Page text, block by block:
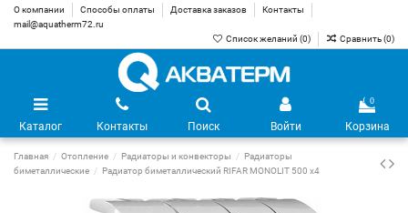
О компании Способы оплаты Доставка заказов
Контакты
mail@aquatherm72.ru
Список желаний (0) Сравнить (0)
Каталог Контакты Поиск Войти
0
Корзина
Главная Отопление Радиаторы и конвекторы
Радиаторы
биметаллические
Радиатор биметаллический RIFAR MONOLIT 500 х4